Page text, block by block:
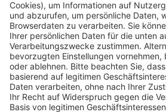
Pässe und Vereinswechsel
Trainerausbildung
Schulungsangebot Vereinsmitarbeiter
BFV-Geschäftsstellen
Trainerbörse
Login SpielPlus